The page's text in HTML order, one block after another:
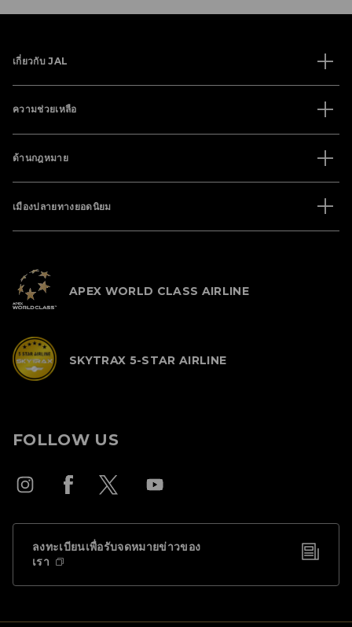
เกี่ยวกับ JAL
ความช่วยเหลือ
ด้านกฎหมาย
เมืองปลายทางยอดนิยม
APEX WORLD CLASS AIRLINE
SKYTRAX 5-STAR AIRLINE
FOLLOW US
ลงทะเบียนเพื่อรับจดหมายข่าวของ
เรา